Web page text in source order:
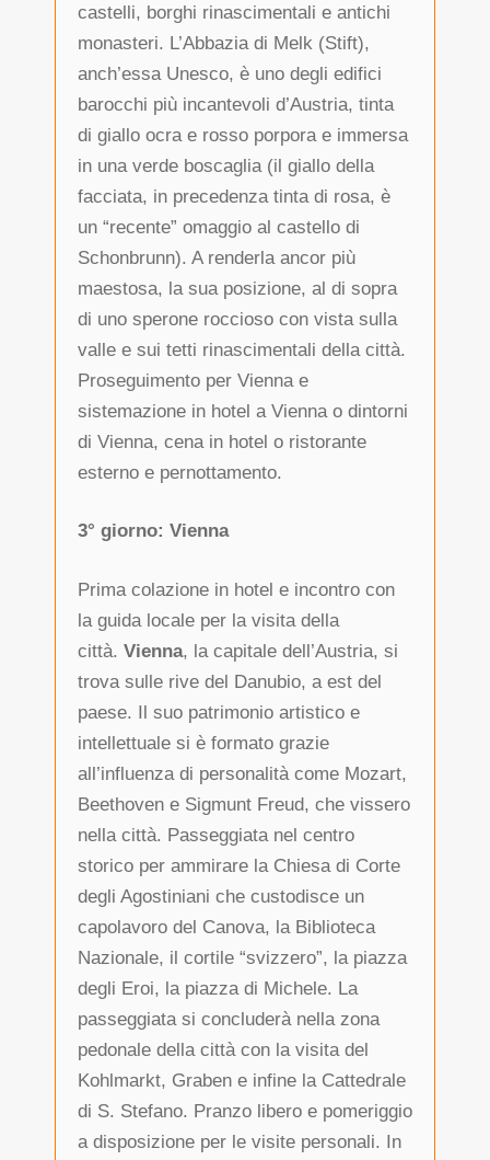
castelli, borghi rinascimentali e antichi
monasteri. L’Abbazia di Melk (Stift),
anch’essa Unesco, è uno degli edifici
barocchi più incantevoli d’Austria, tinta
di giallo ocra e rosso porpora e immersa
in una verde boscaglia (il giallo della
facciata, in precedenza tinta di rosa, è
un “recente” omaggio al castello di
Schonbrunn). A renderla ancor più
maestosa, la sua posizione, al di sopra
di uno sperone roccioso con vista sulla
valle e sui tetti rinascimentali della città.
Proseguimento per Vienna e
sistemazione in hotel a Vienna o dintorni
di Vienna, cena in hotel o ristorante
esterno e pernottamento.
3° giorno: Vienna
Prima colazione in hotel e incontro con
la guida locale per la visita della
città. Vienna, la capitale dell’Austria, si
trova sulle rive del Danubio, a est del
paese. Il suo patrimonio artistico e
intellettuale si è formato grazie
all’influenza di personalità come Mozart,
Beethoven e Sigmunt Freud, che vissero
nella città. Passeggiata nel centro
storico per ammirare la Chiesa di Corte
degli Agostiniani che custodisce un
capolavoro del Canova, la Biblioteca
Nazionale, il cortile “svizzero”, la piazza
degli Eroi, la piazza di Michele. La
passeggiata si concluderà nella zona
pedonale della città con la visita del
Kohlmarkt, Graben e infine la Cattedrale
di S. Stefano. Pranzo libero e pomeriggio
a disposizione per le visite personali. In